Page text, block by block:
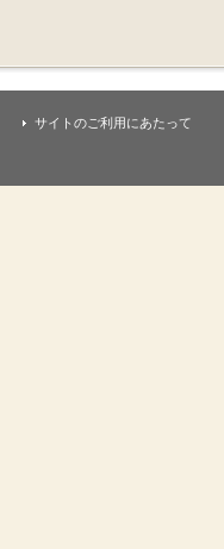
サイトのご利用にあたって